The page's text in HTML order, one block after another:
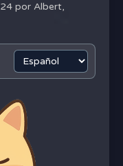
por Albert,